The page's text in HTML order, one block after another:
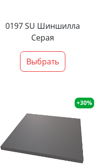
0197 SU Шиншилла
Серая
Выбрать
+30%